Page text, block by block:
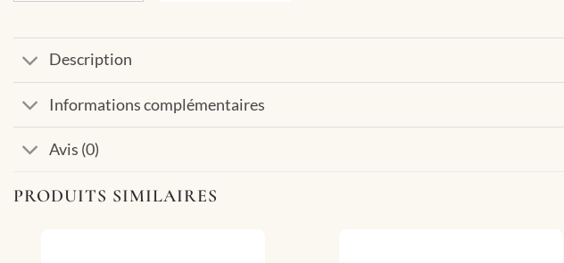
Description
Informations complémentaires
Avis (0)
PRODUITS SIMILAIRES